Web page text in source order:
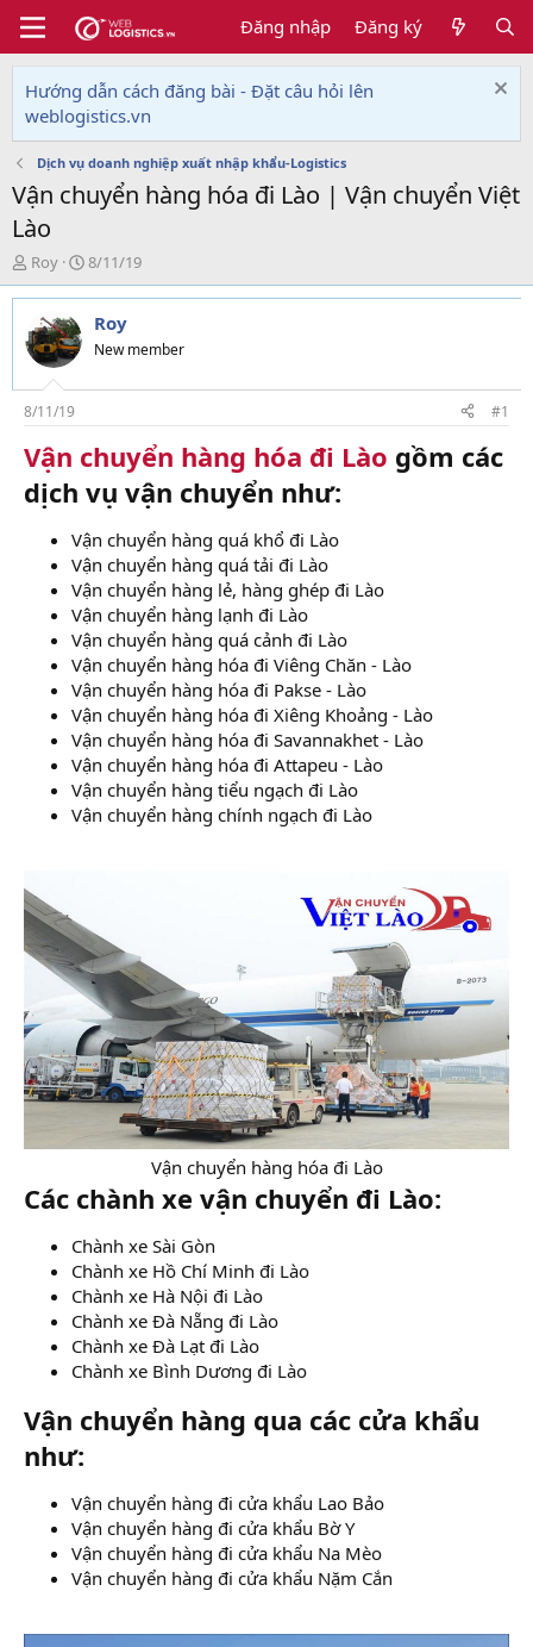
Đăng nhập Đăng ký
Hướng dẫn cách đăng bài - Đặt câu hỏi lên
weblogistics.vn
Dịch vụ doanh nghiệp xuất nhập khẩu-Logistics
Vận chuyển hàng hóa đi Lào | Vận chuyển Việt
Lào
T
h
r
e
a
d
s
t
a
r
e
Roy
N
g
à
g
i
8/11/19
Roy
New member
8/11/19 #1
Vận chuyển hàng hóa đi Lào gồm các
dịch vụ vận chuyển như:
Vận chuyển hàng quá khổ đi Lào
Vận chuyển hàng quá tải đi Lào
Vận chuyển hàng lẻ, hàng ghép đi Lào
Vận chuyển hàng lạnh đi Lào
Vận chuyển hàng quá cảnh đi Lào
Vận chuyển hàng hóa đi Viêng Chăn - Lào
Vận chuyển hàng hóa đi Pakse - Lào
Vận chuyển hàng hóa đi Xiêng Khoảng - Lào
Vận chuyển hàng hóa đi Savannakhet - Lào
Vận chuyển hàng hóa đi Attapeu - Lào
Vận chuyển hàng tiểu ngạch đi Lào
Vận chuyển hàng chính ngạch đi Lào
Vận chuyển hàng hóa đi Lào​
Các chành xe vận chuyển đi Lào:
Chành xe Sài Gòn
Chành xe Hồ Chí Minh đi Lào
Chành xe Hà Nội đi Lào
Chành xe Đà Nẵng đi Lào
Chành xe Đà Lạt đi Lào
Chành xe Bình Dương đi Lào
Vận chuyển hàng qua các cửa khẩu
như:
Vận chuyển hàng đi cửa khẩu Lao Bảo
Vận chuyển hàng đi cửa khẩu Bờ Y
Vận chuyển hàng đi cửa khẩu Na Mèo
Vận chuyển hàng đi cửa khẩu Nặm Cắn